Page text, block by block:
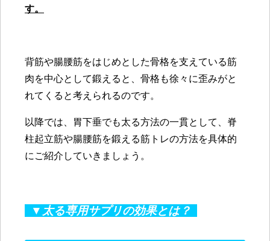
す。
背筋や腸腰筋をはじめとした骨格を支えている筋
肉を中心として鍛えると、骨格も徐々に歪みがと
れてくると考えられるのです。
以降では、胃下垂でも太る方法の一貫として、脊
柱起立筋や腸腰筋を鍛える筋トレの方法を具体的
にご紹介していきましょう。
▼太る専用サプリの効果とは？